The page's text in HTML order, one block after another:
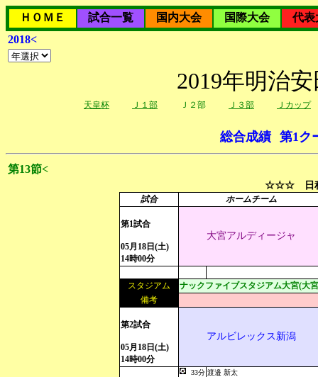
ＨＯＭＥ 試合一覧 国内大会 国際大会
代表
2018<
2019年明治
天皇杯 Ｊ１部 Ｊ２部 Ｊ３部 Ｊカップ
総合成績 第1ク
第13節<
☆☆☆ 日
試合 ホームチーム
第1試合
05月18日(土)
14時00分
大宮アルディージャ
スタジアム
ナックファイブスタジアム大宮(大
備考
第2試合
05月18日(土)
14時00分
アルビレックス新潟
33分 渡邉 新太